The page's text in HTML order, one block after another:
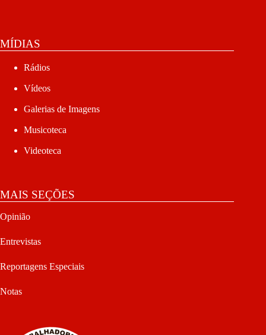
MÍDIAS
Rádios
Vídeos
Galerias de Imagens
Musicoteca
Videoteca
MAIS SEÇÕES
Opinião
Entrevistas
Reportagens Especiais
Notas